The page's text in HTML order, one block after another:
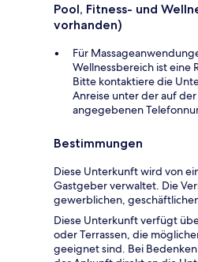
Pool, Fitness- und
vorhanden)
Für
Wellnessbereich ist eine
Bitte kontaktiere die
Anreise unter der auf
angegebenen
Bestimmungen
Diese Unterkunft wird von
Gastgeber verwaltet. Die
gewerblichen,
Diese Unterkunft verfügt
oder Terrassen, die
geeignet sind. Bei